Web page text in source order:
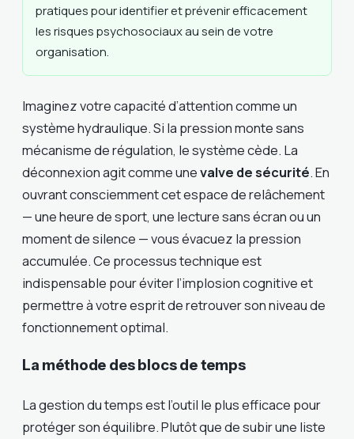
pratiques pour identifier et prévenir efficacement
les risques psychosociaux au sein de votre
organisation.
Imaginez votre capacité d’attention comme un
système hydraulique. Si la pression monte sans
mécanisme de régulation, le système cède. La
déconnexion agit comme unevalve de sécurité. En
ouvrant consciemment cet espace de relâchement
— une heure de sport, une lecture sans écran ou un
moment de silence — vous évacuez la pression
accumulée. Ce processus technique est
indispensable pour éviter l’implosion cognitive et
permettre à votre esprit de retrouver son niveau de
fonctionnement optimal.
La méthode des blocs de temps
La gestion du temps est l’outil le plus efficace pour
protéger son équilibre. Plutôt que de subir une liste